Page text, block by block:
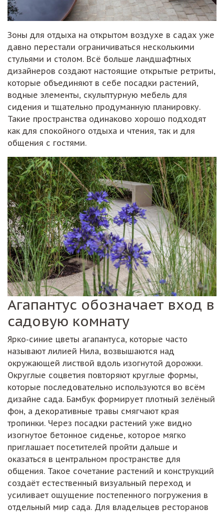
Зоны для отдыха на открытом воздухе в садах уже
давно перестали ограничиваться несколькими
стульями и столом. Всё больше ландшафтных
дизайнеров создают настоящие открытые ретриты,
которые объединяют в себе посадки растений,
водные элементы, скульптурную мебель для
сидения и тщательно продуманную планировку.
Такие пространства одинаково хорошо подходят
как для спокойного отдыха и чтения, так и для
общения с гостями.
Агапантус обозначает вход в
садовую комнату
Ярко-синие цветы агапантуса, которые часто
называют лилией Нила, возвышаются над
окружающей листвой вдоль изогнутой дорожки.
Округлые соцветия повторяют круглые формы,
которые последовательно используются во всём
дизайне сада. Бамбук формирует плотный зелёный
фон, а декоративные травы смягчают края
тропинки. Через посадки растений уже видно
изогнутое бетонное сиденье, которое мягко
приглашает посетителей пройти дальше и
оказаться в центральном пространстве для
общения. Такое сочетание растений и конструкций
создаёт естественный визуальный переход и
усиливает ощущение постепенного погружения в
отдельный мир сада. Для владельцев ресторанов